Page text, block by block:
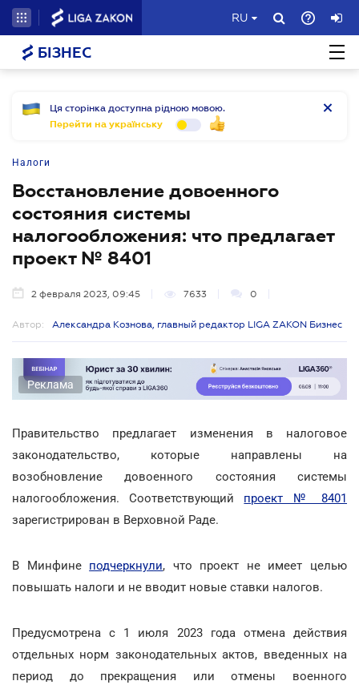
RU
БІЗНЕС
Ця сторінка доступна рідною мовою.
Перейти на українську
Налоги
Восстановление довоенного
состояния системы
налогообложения: что предлагает
проект № 8401
2 февраля 2023, 09:45 7633 0
Автор: Александра Кознова, главный редактор LIGA ZAKON Бизнес
Реклама
Правительство предлагает изменения в налоговое
законодательство, которые направлены на
возобновление довоенного состояния системы
налогообложения. Соответствующий проект № 8401
зарегистрирован в Верховной Раде.
В Минфине подчеркнули, что проект не имеет целью
повышать налоги и не вводит новые ставки налогов.
Предусмотрена с 1 июля 2023 года отмена действия
отдельных норм законодательных актов, введенных на
период до прекращения или отмены военного